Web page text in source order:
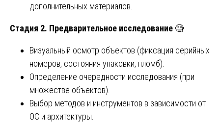
дополнительных материалов.
Стадия 2. Предварительное исследование 🧐
Визуальный осмотр объектов (фиксация серийных
номеров, состояния упаковки, пломб).
Определение очередности исследования (при
множестве объектов).
Выбор методов и инструментов в зависимости от
ОС и архитектуры.